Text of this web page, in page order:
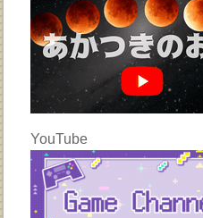
YouTube